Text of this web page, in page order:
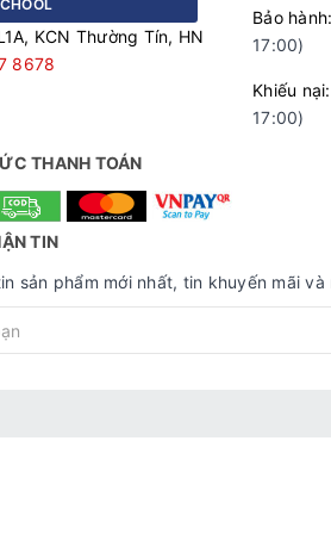
làm từ Carbon module cao cấp,
thụ chấn động tốt, giúp người lái
động linh hoạt
105 R7120 12 tốc độ. Bộ truyền
mạnh của người đạp trong từng
KCN Thường Tín, HN
8678
Bảo
17:00)
Khiếu
17:00)
THANH TOÁN
TIN
sản phẩm mới nhất, tin khuyến mãi và